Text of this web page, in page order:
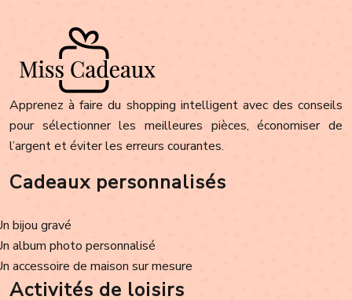
Apprenez à faire du shopping intelligent avec des conseils
pour sélectionner les meilleures pièces, économiser de
l’argent et éviter les erreurs courantes.
Cadeaux personnalisés
bijou gravé
album photo personnalisé
accessoire de maison sur mesure
Activités de loisirs